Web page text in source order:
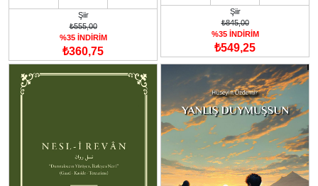
Şiir
₺555,00
%35 İNDİRİM
₺360,75
Şiir
₺845,00
%35 İNDİRİM
₺549,25